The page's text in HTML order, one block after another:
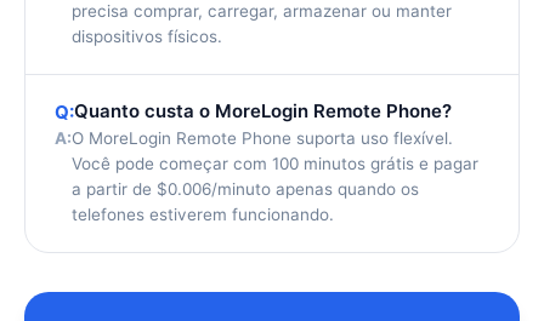
precisa comprar, carregar, armazenar ou manter
dispositivos físicos.
Q:Quanto custa o MoreLogin Remote Phone?
A:O MoreLogin Remote Phone suporta uso flexível.
Você pode começar com 100 minutos grátis e pagar
a partir de $0.006/minuto apenas quando os
telefones estiverem funcionando.